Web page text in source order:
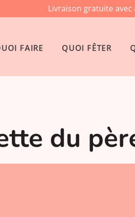
Livraison gratuite avec
FAIRE QUOI FÊTER
du